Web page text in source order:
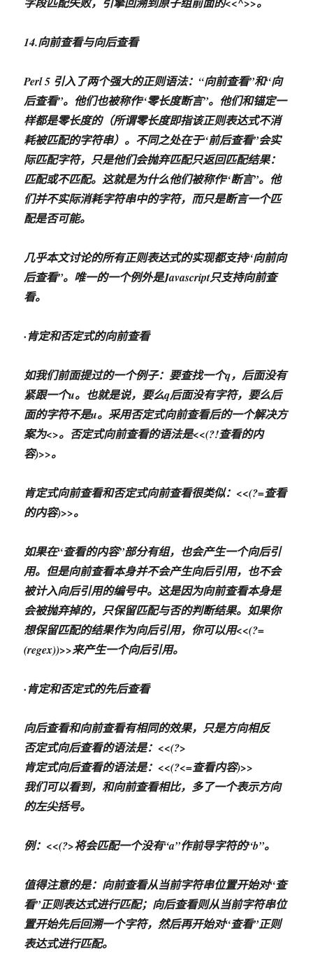
14.向前查看与向后查看
Perl 5 引入了两个强大的正则语法：“向前查看”和“向
后查看”。他们也被称作“零长度断言”。他们和锚定一
样都是零长度的（所谓零长度即指该正则表达式不消
耗被匹配的字符串）。不同之处在于“前后查看”会实
际匹配字符，只是他们会抛弃匹配只返回匹配结果：
匹配或不匹配。这就是为什么他们被称作“断言”。他
们并不实际消耗字符串中的字符，而只是断言一个匹
配是否可能。
几乎本文讨论的所有正则表达式的实现都支持“向前向
后查看”。唯一的一个例外是Javascript只支持向前查
看。
·肯定和否定式的向前查看
如我们前面提过的一个例子：要查找一个q，后面没有
紧跟一个u。也就是说，要么q后面没有字符，要么后
面的字符不是u。采用否定式向前查看后的一个解决方
案为<>。否定式向前查看的语法是<<(?!查看的内
容)>>。
肯定式向前查看和否定式向前查看很类似：<<(?=查看
的内容)>>。
如果在“查看的内容”部分有组，也会产生一个向后引
用。但是向前查看本身并不会产生向后引用，也不会
被计入向后引用的编号中。这是因为向前查看本身是
会被抛弃掉的，只保留匹配与否的判断结果。如果你
想保留匹配的结果作为向后引用，你可以用<<(?=
(regex))>>来产生一个向后引用。
·肯定和否定式的先后查看
向后查看和向前查看有相同的效果，只是方向相反
否定式向后查看的语法是：<<(?>
肯定式向后查看的语法是：<<(?<=查看内容)>>
我们可以看到，和向前查看相比，多了一个表示方向
的左尖括号。
例：<<(?>将会匹配一个没有“a”作前导字符的“b”。
值得注意的是：向前查看从当前字符串位置开始对“查
看”正则表达式进行匹配；向后查看则从当前字符串位
置开始先后回溯一个字符，然后再开始对“查看”正则
表达式进行匹配。